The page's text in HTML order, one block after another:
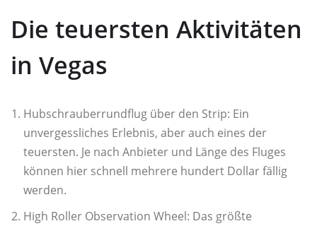
Die teuersten Aktivitäten
in Vegas
Hubschrauberrundflug über den Strip: Ein
unvergessliches Erlebnis, aber auch eines der
teuersten. Je nach Anbieter und Länge des Fluges
können hier schnell mehrere hundert Dollar fällig
werden.
High Roller Observation Wheel: Das größte